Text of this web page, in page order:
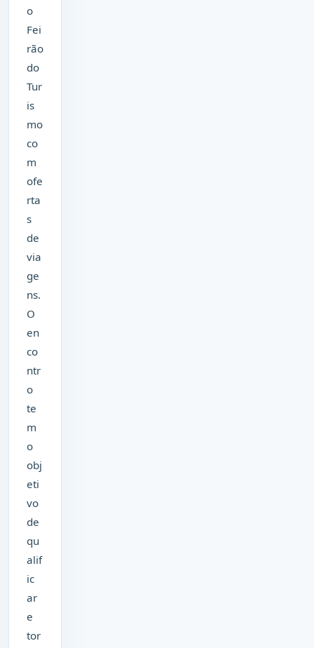
o
Fei
rão
do
Tur
is
mo
co
m
ofe
rta
s
de
via
ge
ns.
O
en
co
ntr
o
te
m
o
obj
eti
vo
de
qu
alif
ic
ar
e
tor